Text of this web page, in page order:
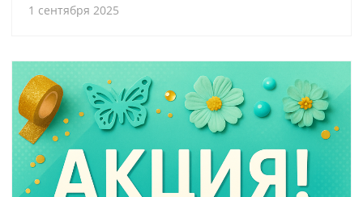
1 сентября 2025